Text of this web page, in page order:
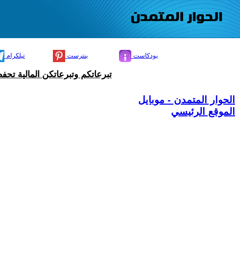
تيلكرام بنترست بودكاست
تبرعاتكم وتبرعاتكن المالية
الحوار المتمدن - موبايل
الموقع الرئيسي